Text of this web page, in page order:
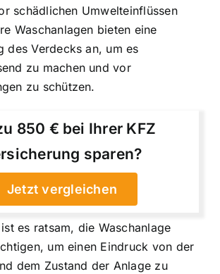
schädlichen Umwelteinflüssen
Waschanlagen bieten eine
des Verdecks an, um es
zu machen und vor
zu schützen.
850 € bei Ihrer KFZ
sparen?
Jetzt vergleichen
es ratsam, die Waschanlage
um einen Eindruck von der
dem Zustand der Anlage zu